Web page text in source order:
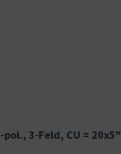
3-Feld, CU = 20x5"